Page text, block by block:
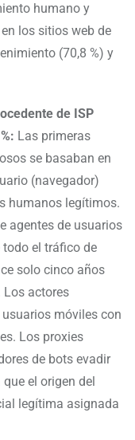
humano y
los sitios web de
(70,8 %) y
de ISP
Las primeras
se basaban en
(navegador)
humanos legítimos.
agentes de usuarios
todo el tráfico de
solo cinco años
Los actores
móviles con
Los proxies
de bots evadir
el origen del
legítima asignada